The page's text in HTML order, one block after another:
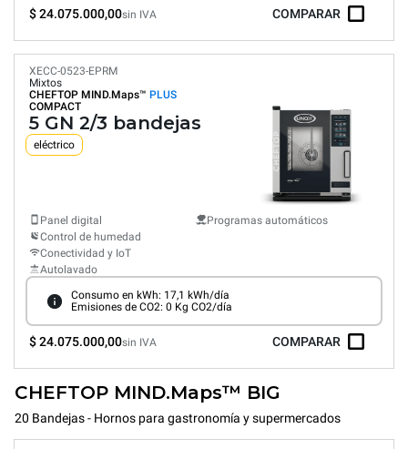
$ 24.075.000,00sin IVA COMPARAR
XECC-0523-EPRM
Mixtos
CHEFTOP MIND.Maps™ PLUS
COMPACT
5 GN 2/3 bandejas
eléctrico
Panel digital
Control de humedad
Conectividad y IoT
Autolavado
Programas automáticos
Consumo en kWh: 17,1 kWh/día
Emisiones de CO2: 0 Kg CO2/día
$ 24.075.000,00sin IVA COMPARAR
CHEFTOP MIND.Maps™ BIG
20 Bandejas - Hornos para gastronomía y supermercados